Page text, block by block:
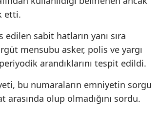
Erzurum
Gaziantep
Giresun
Gümüşhane
etti.
sabit hatların yanı sıra
mensubu asker, polis ve yargı
arandıklarını tespit edildi.
bu numaraların emniyetin sorgu
olup olmadığını sordu.